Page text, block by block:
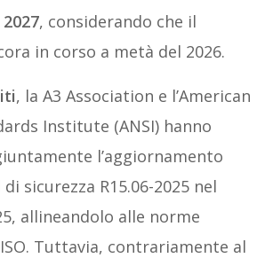
, considerando che il
in corso a metà del 2026.
, la A3 Association e l’American
Institute (ANSI) hanno
l’aggiornamento
sicurezza R15.06-2025 nel
allineandolo alle norme
Tuttavia, contrariamente al